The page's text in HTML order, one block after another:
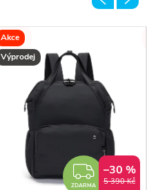
Akce
Výprodej
ZDARMA 5 390 Kč
–30 %